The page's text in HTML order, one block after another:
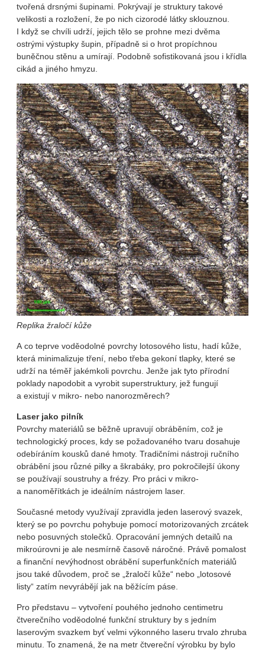
tvořená drsnými šupinami. Pokrývají je struktury takové
velikosti a rozložení, že po nich cizorodé látky sklouznou.
I když se chvíli udrží, jejich tělo se prohne mezi dvěma
ostrými výstupky šupin, případně si o hrot propíchnou
buněčnou stěnu a umírají. Podobně sofistikovaná jsou i křídla
cikád a jiného hmyzu.
Replika žraločí kůže
A co teprve voděodolné povrchy lotosového listu, hadí kůže,
která minimalizuje tření, nebo třeba gekoní tlapky, které se
udrží na téměř jakémkoli povrchu. Jenže jak tyto přírodní
poklady napodobit a vyrobit superstruktury, jež fungují
a existují v mikro- nebo nanorozměrech?
Laser jako pilník
Povrchy materiálů se běžně upravují obráběním, což je
technologický proces, kdy se požadovaného tvaru dosahuje
odebíráním kousků dané hmoty. Tradičními nástroji ručního
obrábění jsou různé pilky a škrabáky, pro pokročilejší úkony
se používají soustruhy a frézy. Pro práci v mikro-
a nanoměřítkách je ideálním nástrojem laser.
Současné metody využívají zpravidla jeden laserový svazek,
který se po povrchu pohybuje pomocí motorizovaných zrcátek
nebo posuvných stolečků. Opracování jemných detailů na
mikroúrovni je ale nesmírně časově náročné. Právě pomalost
a finanční nevýhodnost obrábění superfunkčních materiálů
jsou také důvodem, proč se „žraločí kůže“ nebo „lotosové
listy“ zatím nevyrábějí jak na běžícím páse.
Pro představu – vytvoření pouhého jednoho centimetru
čtverečního voděodolné funkční struktury by s jedním
laserovým svazkem byť velmi výkonného laseru trvalo zhruba
minutu. To znamená, že na metr čtvereční výrobku by bylo